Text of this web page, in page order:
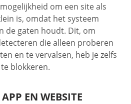
om een site als
is, omdat het systeem
de gaten houdt. Dit, om
die alleen proberen
en te vervalsen, heb je zelfs
blokkeren.
EN WEBSITE